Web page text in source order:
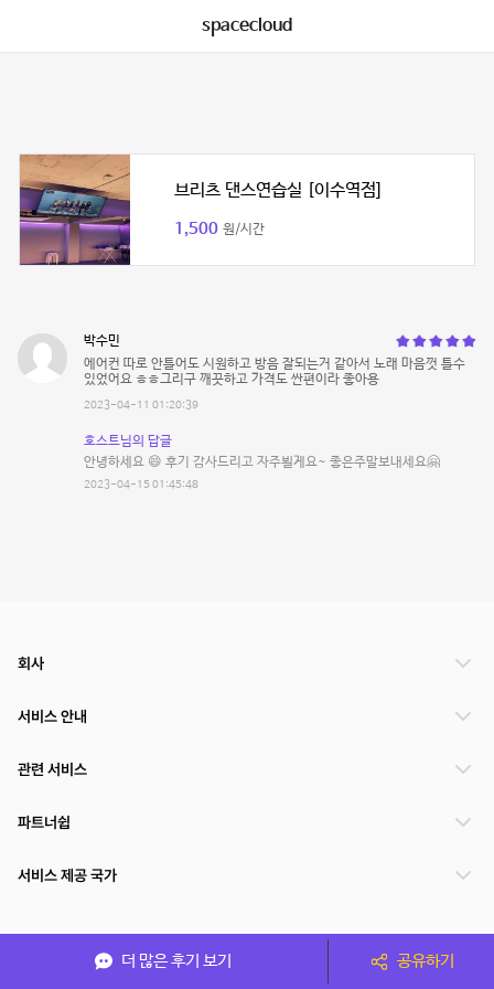
spacecloud
브리츠 댄스연습실 [이수역점]
1,500 원/시간
박수민
에어컨 따로 안틀어도 시원하고 방음 잘되는거 같아서 노래 마음껏 틀수
있었어요 ㅎㅎ그리구 깨끗하고 가격도 싼편이라 좋아용
2023-04-11 01:20:39
호스트님의 답글
안녕하세요 😄 후기 감사드리고 자주뵐게요~ 좋은주말보내세요🤗
2023-04-15 01:45:48
더 많은 후기 보기 공유하기
회사
서비스 안내
관련 서비스
파트너쉽
서비스 제공 국가
(주)NSPACE 사업자정보